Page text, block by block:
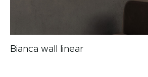
Bianca wall linear